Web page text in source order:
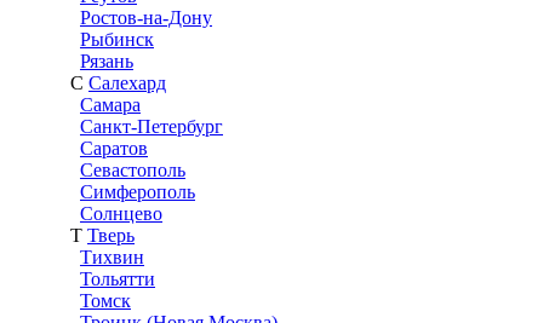
Ростов-на-Дону
Рыбинск
Рязань
С Салехард
Самара
Санкт-Петербург
Саратов
Севастополь
Симферополь
Солнцево
Т Тверь
Тихвин
Тольятти
Томск